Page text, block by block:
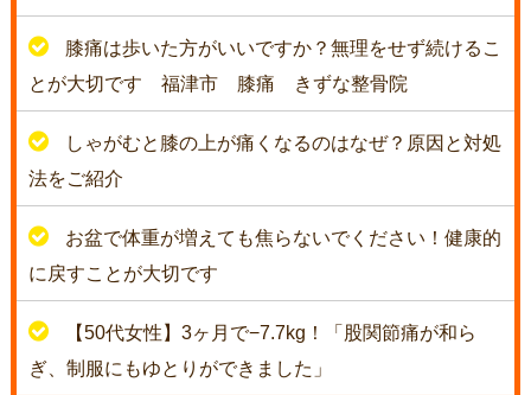
膝痛は歩いた方がいいですか？無理をせず続けるこ
とが大切です 福津市 膝痛 きずな整骨院
しゃがむと膝の上が痛くなるのはなぜ？原因と対処
法をご紹介
お盆で体重が増えても焦らないでください！健康的
に戻すことが大切です
【50代女性】3ヶ月で−7.7kg！「股関節痛が和ら
ぎ、制服にもゆとりができました」